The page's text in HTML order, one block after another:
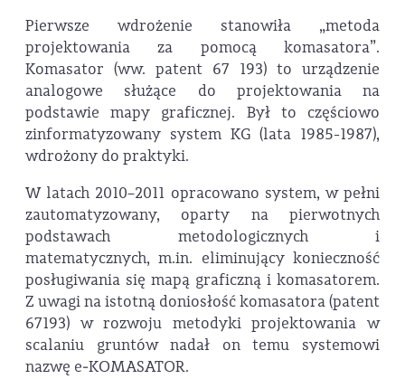
Pierwsze wdrożenie stanowiła „metoda
projektowania za pomocą komasatora”.
Komasator (ww. patent 67 193) to urządzenie
analogowe służące do projektowania na
podstawie mapy graficznej. Był to częściowo
zinformatyzowany system KG (lata 1985-1987),
wdrożony do praktyki.
W latach 2010–2011 opracowano system, w pełni
zautomatyzowany, oparty na pierwotnych
podstawach metodologicznych i
matematycznych, m.in. eliminujący konieczność
posługiwania się mapą graficzną i komasatorem.
Z uwagi na istotną doniosłość komasatora (patent
67193) w rozwoju metodyki projektowania w
scalaniu gruntów nadał on temu systemowi
nazwę e‑KOMASATOR.